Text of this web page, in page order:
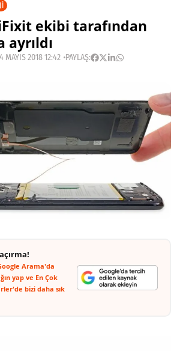
ekibi tarafından
ayrıldı
MAYIS 2018 12:42 PAYLAŞ:
Arama'da
yap ve En Çok
bizi daha sık